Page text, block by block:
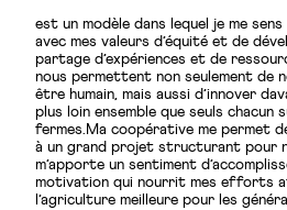
est un modèle dans lequel je me
avec mes valeurs d’équité et de
partage d’expériences et de
nous permettent non seulement de
être humain, mais aussi d’innover
plus loin ensemble que seuls chacun
fermes.Ma coopérative me permet
à un grand projet structurant pour
m’apporte un sentiment
motivation qui nourrit mes efforts
l’agriculture meilleure pour les